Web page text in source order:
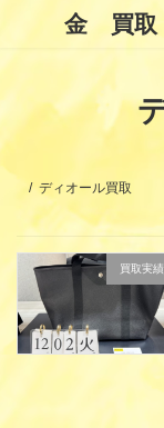
ン
キ
ッ
ー
に
移
金 買取
ディオール買取
買取実績